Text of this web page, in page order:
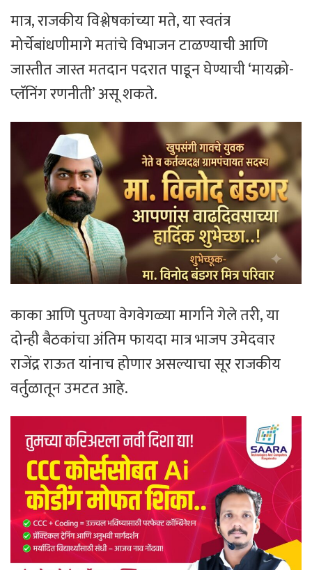
मात्र, राजकीय विश्लेषकांच्या मते, या स्वतंत्र
मोर्चेबांधणीमागे मतांचे विभाजन टाळण्याची आणि
जास्तीत जास्त मतदान पदरात पाडून घेण्याची ‘मायक्रो-
प्लॅनिंग रणनीती’ असू शकते.
काका आणि पुतण्या वेगवेगळ्या मार्गाने गेले तरी, या
दोन्ही बैठकांचा अंतिम फायदा मात्र भाजप उमेदवार
राजेंद्र राऊत यांनाच होणार असल्याचा सूर राजकीय
वर्तुळातून उमटत आहे.